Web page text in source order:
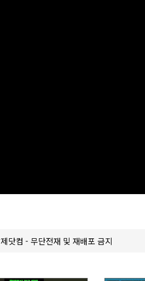
컴 - 무단전재 및 재배포 금지